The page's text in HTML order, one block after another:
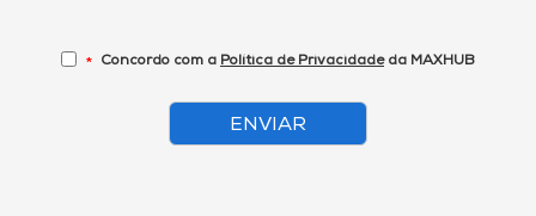
* Concordo com a Política de Privacidadeda MAXHUB
ENVIAR